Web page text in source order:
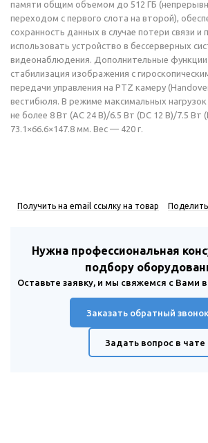
памяти общим объемом до 512 ГБ
переходом с первого слота на второй),
сохранность данных в случае потери связи
использовать устройство в бессерверных
видеонаблюдения. Дополнительные
стабилизация изображения с
передачи управления на PTZ камеру
вестибюля. В режиме максимальных
не более 8 Вт (AC 24 В)/6.5 Вт (DC 12 В)/7.5 Вт
73.1×66.6×147.8 мм. Вес — 420 г.
Получить на email ссылку на товар
Нужна профессиональная
подбору
Оставьте заявку, и мы свяжемся с Вами
Заказать обратный звонок
Задать вопрос в чате